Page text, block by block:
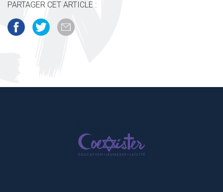
PARTAGER CET ARTICLE :